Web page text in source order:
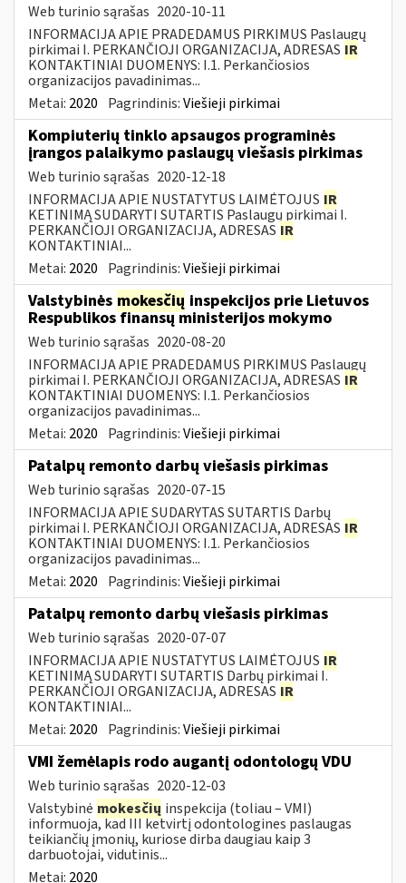
Web turinio sąrašas 2020-10-11
INFORMACIJA APIE PRADEDAMUS PIRKIMUS Paslaugų
pirkimai I. PERKANČIOJI ORGANIZACIJA, ADRESAS IR
KONTAKTINIAI DUOMENYS: I.1. Perkančiosios
organizacijos pavadinimas...
Metai: 2020 Pagrindinis:Viešieji pirkimai
Kompiuterių tinklo apsaugos programinės
įrangos palaikymo paslaugų viešasis pirkimas
Web turinio sąrašas 2020-12-18
INFORMACIJA APIE NUSTATYTUS LAIMĖTOJUS IR
KETINIMĄ SUDARYTI SUTARTIS Paslaugų pirkimai I.
PERKANČIOJI ORGANIZACIJA, ADRESAS IR
KONTAKTINIAI...
Metai: 2020 Pagrindinis:Viešieji pirkimai
Valstybinės mokesčių inspekcijos prie Lietuvos
Respublikos finansų ministerijos mokymo
Web turinio sąrašas 2020-08-20
INFORMACIJA APIE PRADEDAMUS PIRKIMUS Paslaugų
pirkimai I. PERKANČIOJI ORGANIZACIJA, ADRESAS IR
KONTAKTINIAI DUOMENYS: I.1. Perkančiosios
organizacijos pavadinimas...
Metai: 2020 Pagrindinis:Viešieji pirkimai
Patalpų remonto darbų viešasis pirkimas
Web turinio sąrašas 2020-07-15
INFORMACIJA APIE SUDARYTAS SUTARTIS Darbų
pirkimai I. PERKANČIOJI ORGANIZACIJA, ADRESAS IR
KONTAKTINIAI DUOMENYS: I.1. Perkančiosios
organizacijos pavadinimas...
Metai: 2020 Pagrindinis:Viešieji pirkimai
Patalpų remonto darbų viešasis pirkimas
Web turinio sąrašas 2020-07-07
INFORMACIJA APIE NUSTATYTUS LAIMĖTOJUS IR
KETINIMĄ SUDARYTI SUTARTIS Darbų pirkimai I.
PERKANČIOJI ORGANIZACIJA, ADRESAS IR
KONTAKTINIAI...
Metai: 2020 Pagrindinis:Viešieji pirkimai
VMI žemėlapis rodo augantį odontologų VDU
Web turinio sąrašas 2020-12-03
Valstybinė mokesčių inspekcija (toliau – VMI)
informuoja, kad III ketvirtį odontologines paslaugas
teikiančių įmonių, kuriose dirba daugiau kaip 3
darbuotojai, vidutinis...
Metai: 2020